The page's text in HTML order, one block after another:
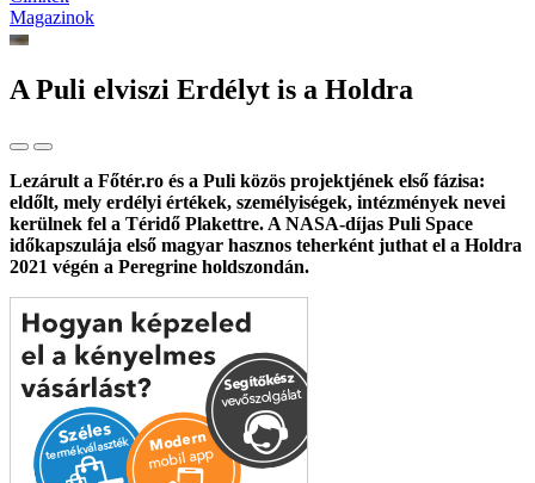
Magazinok
A Puli elviszi Erdélyt is a Holdra
Lezárult a Főtér.ro és a Puli közös projektjének első fázisa:
eldőlt, mely erdélyi értékek, személyiségek, intézmények nevei
kerülnek fel a Téridő Plakettre. A NASA-díjas Puli Space
időkapszulája első magyar hasznos teherként juthat el a Holdra
2021 végén a Peregrine holdszondán.